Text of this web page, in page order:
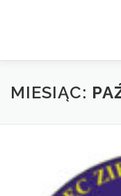
AKTUALNOŚCI
MIESIĄC: